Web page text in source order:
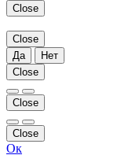
Close
Close
Да
Нет
Close
Close
Close
Ок